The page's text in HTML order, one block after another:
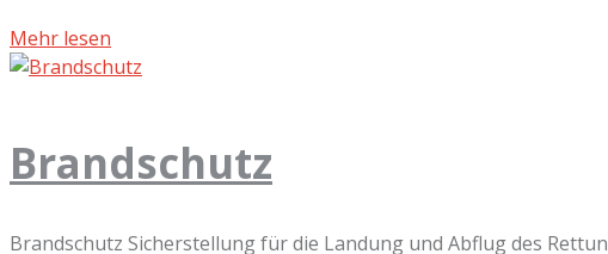
Mehr lesen
Brandschutz
Brandschutz Sicherstellung für die Landung und Abflug des